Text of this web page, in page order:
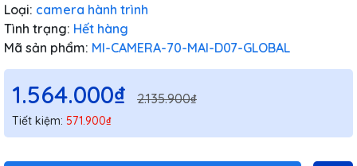
Loại: camera hành trình
Tình trạng: Hết hàng
Mã sản phẩm: MI-CAMERA-70-MAI-D07-GLOBAL
1.564.000₫ 2.135.900₫
Tiết kiệm: 571.900₫